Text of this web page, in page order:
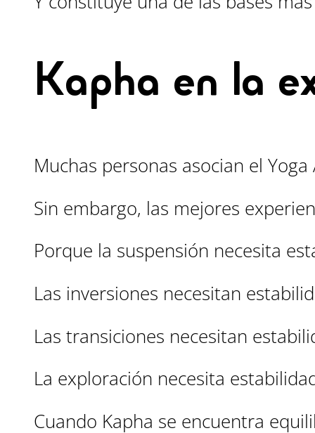
Kapha en la
Muchas personas asocian el
Sin embargo, las mejores
Porque la suspensión necesita
Las inversiones necesitan
Las transiciones necesitan
La exploración necesita
Cuando Kapha se encuentra